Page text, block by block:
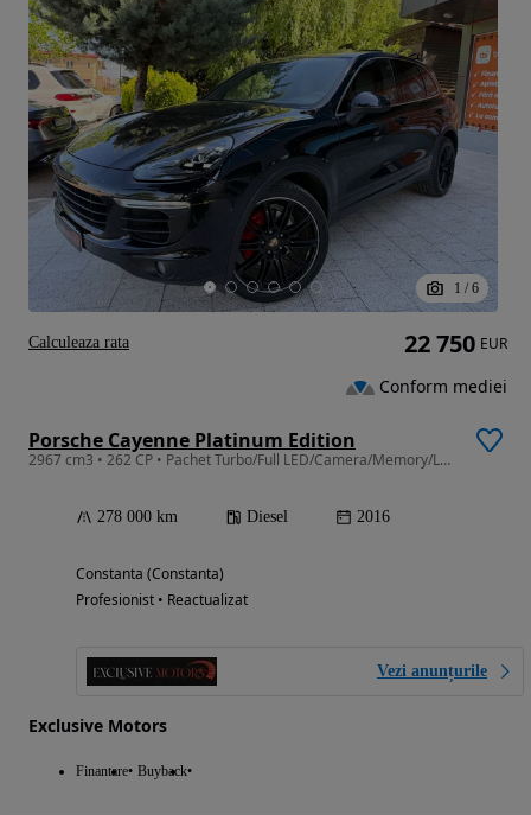
1 / 6
Porsche Cayenne Platinum Edition
2967 cm3 • 262 CP • Pachet Turbo/Full LED/Camera/Memory/Lane/Pano/Incalzire Volan/Carlig
278 000 km Diesel 2016
Constanta (Constanta)
Profesionist • Reactualizat
Vezi anunțurile
Exclusive Motors
Finantare Buyback
22 750 EUR
Conform mediei
Calculeaza rata